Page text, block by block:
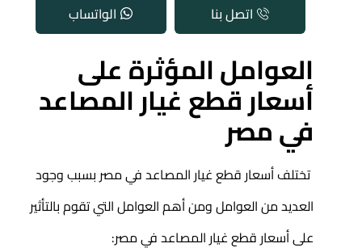
اتصل بنا الواتساب
العوامل المؤثرة على
أسعار قطع غيار المصاعد
في مصر
تختلف أسعار قطع غيار المصاعد في مصر بسبب وجود
العديد من العوامل ومن أهم العوامل التي تقوم بالتأثير
على أسعار قطع غيار المصاعد في مصر: